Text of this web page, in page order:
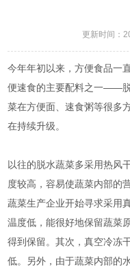
更新时间
今年年初以来，方便食品
便速食的主要配料之一——脱
菜在方便面、速食粥等很多
在持续升级。
以往的脱水蔬菜多采用热风干
度较高，容易使蔬菜内部的
蔬菜生产企业开始寻求采用
温度低，能很好地保留蔬
得到保留。其次，真空冷
低。另外，由于蔬菜内